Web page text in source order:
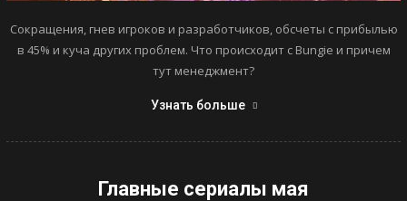
Сокращения, гнев игроков и разработчиков, обсчеты с прибылью
в 45% и куча других проблем. Что происходит с Bungie и причем
тут менеджмент?
Узнать больше
Главные сериалы мая